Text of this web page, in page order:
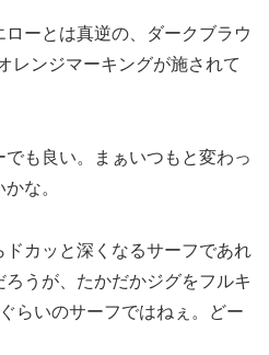
ーとは真逆の、ダークブラウ
レンジマーキングが施されて
も良い。まぁいつもと変わっ
な。
カッと深くなるサーフであれ
うが、たかだかジグをフルキ
らいのサーフではねぇ。どー